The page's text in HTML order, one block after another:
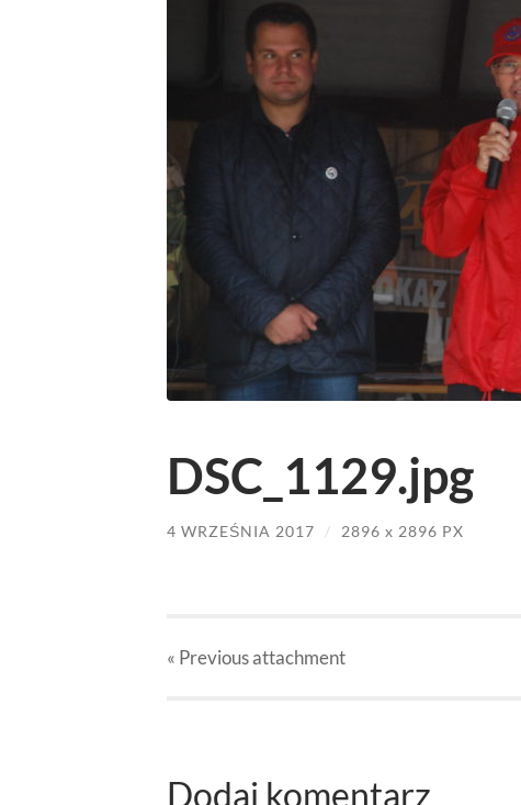
DSC_1129.jpg
4 WRZEŚNIA 2017 / 2896 x 2896 PX
« Previousattachment
Dodaj komentarz